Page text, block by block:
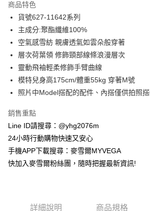
合作金庫商業銀行
華南商業銀行
上海商業儲蓄銀行
國泰世華商業銀行
兆豐國際
臺灣中小企業銀行
台中商業銀
匯豐（台灣）商業銀行
聯邦商業銀行
元大商業銀行
永豐商業銀
玉山商業銀行
星展（台
台灣樂天信用卡公司
超商取貨付款
LINE Pay
Apple Pay
街口支付
貨到付款
運送方式
全家取貨付款
商品特色
貨號627-11642系列
主成分:聚酯纖維100%
空氣感雪紡 親膚透氣如雲朵般穿著
層次荷葉領 修飾頸部線條浪漫層次
靈動飛袖輕柔修飾手臂曲線
模特兒身高175cm/體重55kg 穿著M號
照片中Model搭配的配件、內搭僅供拍照
銷售重點
Line ID請搜尋：@yhg2076m
24小時行動購物快速又安心
手機APP下載搜尋：麥雪爾MYVEGA
快加入麥雪爾粉絲團，隨時把握最新資訊!
詳細說明 商品規格